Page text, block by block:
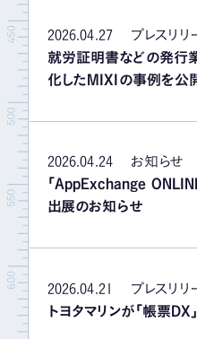
2026.04.27
プレスリリ
就労証明書などの発行
化したMIXIの事例を公
2026.04.24
お知らせ
「AppExchange
出展のお知らせ
2026.04.21
プレスリリ
トヨタマリンが「帳票DX